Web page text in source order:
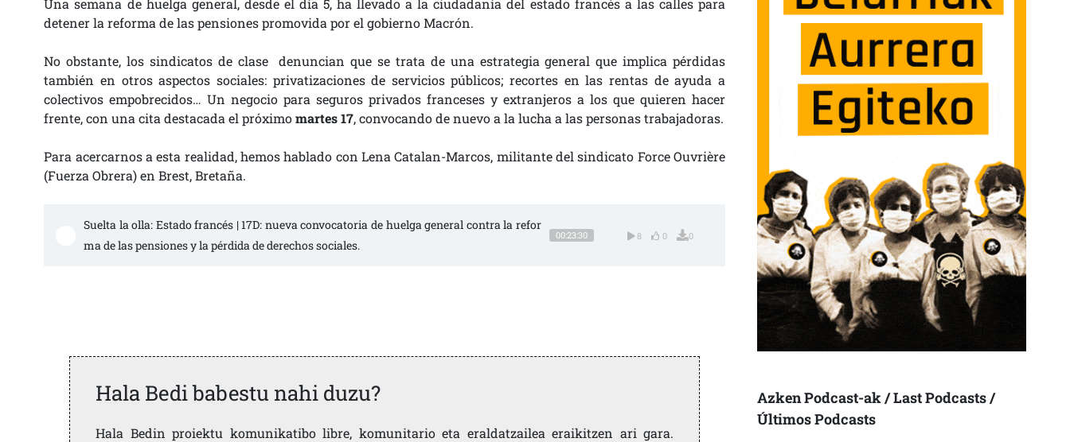
Una semana de huelga general, desde el día 5, ha llevado a la ciudadanía del estado francés a las calles para
detener la reforma de las pensiones promovida por el gobierno Macrón.
No obstante, los sindicatos de clase denuncian que se trata de una estrategia general que implica pérdidas
también en otros aspectos sociales: privatizaciones de servicios públicos; recortes en las rentas de ayuda a
colectivos empobrecidos… Un negocio para seguros privados franceses y extranjeros a los que quieren hacer
frente, con una cita destacada el próximomartes 17, convocando de nuevo a la lucha a las personas trabajadoras.
Para acercarnos a esta realidad, hemos hablado con Lena Catalan-Marcos, militante del sindicato Force Ouvrière
(Fuerza Obrera) en Brest, Bretaña.
Suelta la olla: Estado francés | 17D: nueva convocatoria de huelga general contra la refor
ma de las pensiones y la pérdida de derechos sociales.
00:23:30 8 0 0
Hala Bedi babestu nahi duzu?
Hala Bedin proiektu komunikatibo libre, komunitario eta eraldatzailea eraikitzen ari gara.
Azken Podcast-ak / Last Podcasts /
Últimos Podcasts